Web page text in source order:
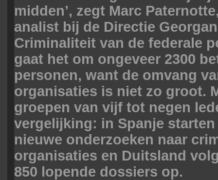
midden’, zegt Marc
analist bij de Directie
Criminaliteit van de federale
gaat het om ongeveer 2300
personen, want de omvang
organisaties is niet zo groot.
groepen van vijf tot negen
vergelijking: in Spanje
nieuwe onderzoeken naar
organisaties en Duitsland
850 lopende dossiers op.